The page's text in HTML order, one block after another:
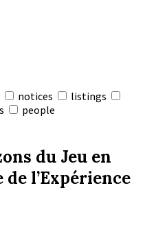
notices
listings
people
du Jeu en
de l’Expérience